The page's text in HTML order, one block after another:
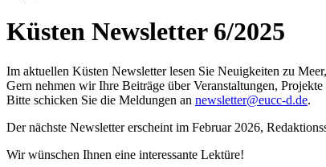
Küsten Newsletter 6/2025
Im aktuellen Küsten Newsletter lesen Sie Neuigkeiten zu
Gern nehmen wir Ihre Beiträge über Veranstaltungen,
Bitte schicken Sie die Meldungen an newsletter@eucc-d.de.
Der nächste Newsletter erscheint im Februar 2026,
Wir wünschen Ihnen eine interessante Lektüre!